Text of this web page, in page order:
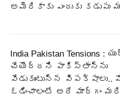
అమెరికాకు ఎందుకు కడుపు
India Pakistan Tensions :
చేయొద్దని పాకిస్తాన్‌ను
వేడుకుంటున్న
ఓడించాలంటే అదే మార్గం